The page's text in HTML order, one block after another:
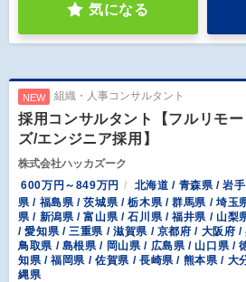
気になる
NEW 組織・人事コンサルタント
採用コンサルタント【フルリモ
ズ/エンジニア採用】
株式会社ハッカズーク
600万円～849万円
北海道 / 青森県 / 岩
県 / 福島県 / 茨城県 / 栃木県 / 群馬県 / 埼玉
県 / 新潟県 / 富山県 / 石川県 / 福井県 / 山梨
/ 愛知県 / 三重県 / 滋賀県 / 京都府 / 大阪府
鳥取県 / 島根県 / 岡山県 / 広島県 / 山口県 /
知県 / 福岡県 / 佐賀県 / 長崎県 / 熊本県 / 大
縄県